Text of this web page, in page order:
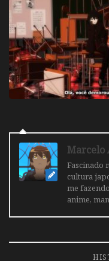
Marcelo
Fascinado
cultura
me
anime,